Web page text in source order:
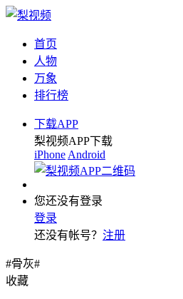
首页
人物
万象
排行榜
下载APP
梨视频APP下载
iPhone Android
您还没有登录
登录
还没有帐号？ 注册
#骨灰#
收藏